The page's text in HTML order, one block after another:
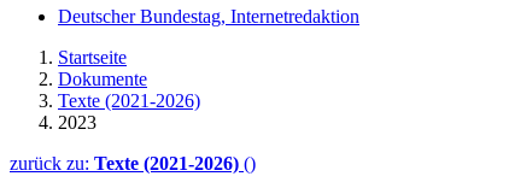
Deutscher Bundestag, Internetredaktion
Startseite
Dokumente
Texte (2021-2026)
2023
zurück zu: Texte (2021-2026) ()